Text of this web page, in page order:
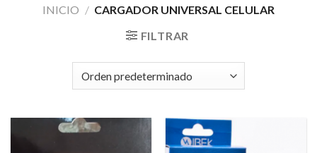
INICIO / CARGADOR UNIVERSAL CELULAR
FILTRAR